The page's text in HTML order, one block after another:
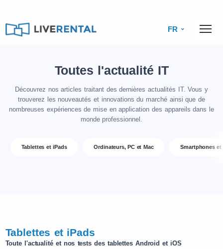
FR
Toutes l'actualité IT
Découvrez nos articles traitant des dernières actualités IT. Vous y
trouverez les nouveautés et innovations du marché ainsi que de
nombreuses expériences de mise en application des appareils dans le
monde professionnel.
Tablettes et iPads Ordinateurs, PC et Mac Smartphones et
Tablettes et iPads
Toute l'actualité et nos tests des tablettes Android et iOS